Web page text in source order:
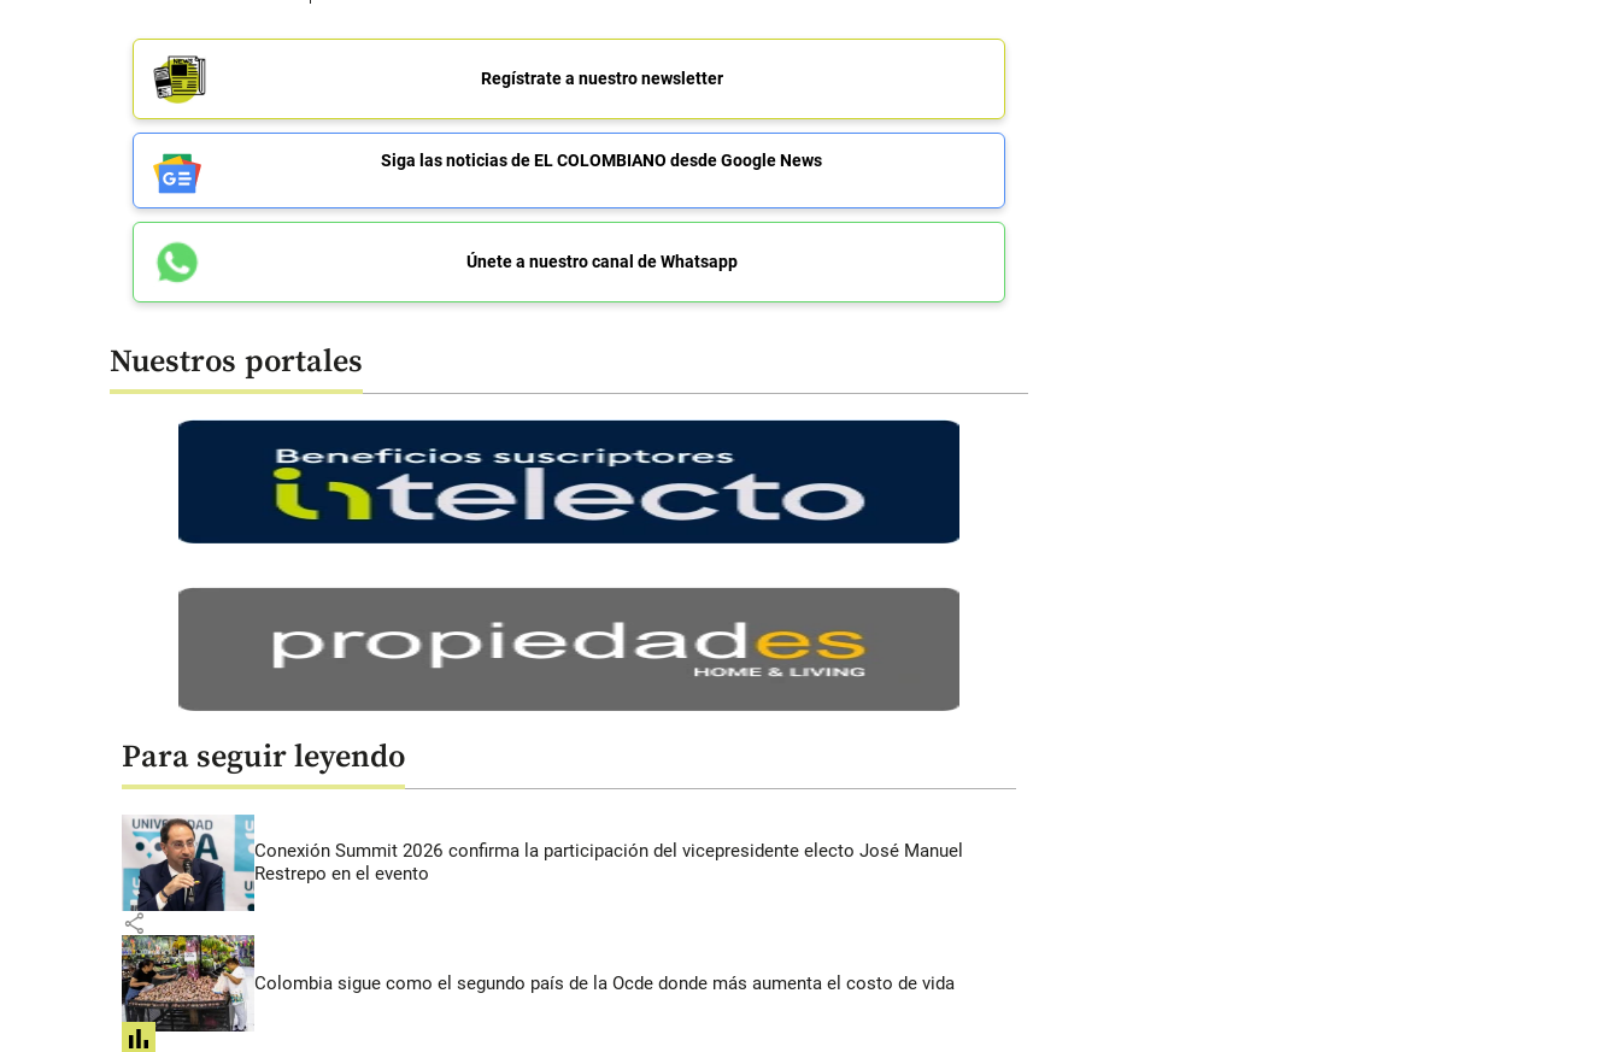
Regístrate a nuestro newsletter
Siga las noticias de EL COLOMBIANO desde Google News
Únete a nuestro canal de Whatsapp
Nuestros portales
Para seguir leyendo
Conexión Summit 2026 confirma la participación del vicepresidente electo José Manuel
Restrepo en el evento
share
Colombia sigue como el segundo país de la Ocde donde más aumenta el costo de vida
share